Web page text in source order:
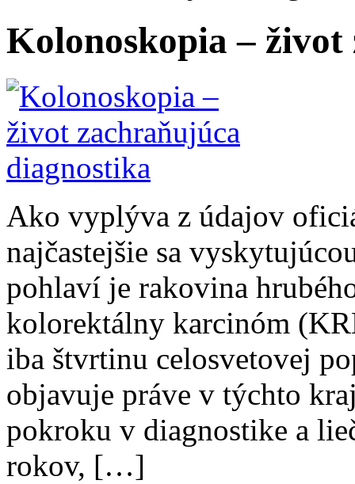
Kolonoskopia –
Ako vyplýva z údajov
najčastejšie sa
pohlaví je rakovina
kolorektálny karcinóm
iba štvrtinu celosvetovej
objavuje práve v týchto
pokroku v diagnostike a
rokov, […]